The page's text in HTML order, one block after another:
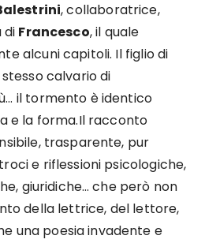
, collaboratrice,
di Francesco, il quale
alcuni capitoli. Il figlio di
calvario di
il tormento è identico
e la forma.Il racconto
trasparente, pur
e riflessioni psicologiche,
giuridiche… che però non
della lettrice, del lettore,
una poesia invadente e